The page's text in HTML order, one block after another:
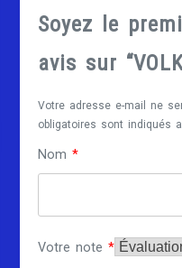
Soyez le
avis sur
Votre adresse e-mail ne
obligatoires sont indiqués
Nom*
Votre note*